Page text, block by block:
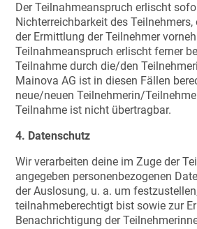
Der Teilnahmeanspruch erlischt
Nichterreichbarkeit des
der Ermittlung der Teilnehmer
Teilnahmeanspruch erlischt ferner
Teilnahme durch die/den
Mainova AG ist in diesen Fällen
neue/neuen Teilnehmerin/
Teilnahme ist nicht übertragbar.
4. Datenschutz
Wir verarbeiten deine im Zuge der
angegeben personenbezogenen
der Auslosung, u. a. um
teilnahmeberechtigt bist sowie zur
Benachrichtigung der